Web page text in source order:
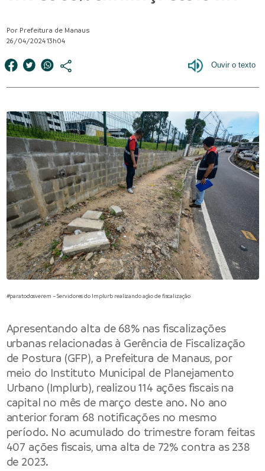
Por Prefeitura de Manaus
26/04/2024 13h04
#paratodosverem – Servidores do Implurb realizando ação de fiscalização
Apresentando alta de 68% nas fiscalizações
urbanas relacionadas à Gerência de Fiscalização
de Postura (GFP), a Prefeitura de Manaus, por
meio do Instituto Municipal de Planejamento
Urbano (Implurb), realizou 114 ações fiscais na
capital no mês de março deste ano. No ano
anterior foram 68 notificações no mesmo
período. No acumulado do trimestre foram feitas
407 ações fiscais, uma alta de 72% contra as 238
de 2023.